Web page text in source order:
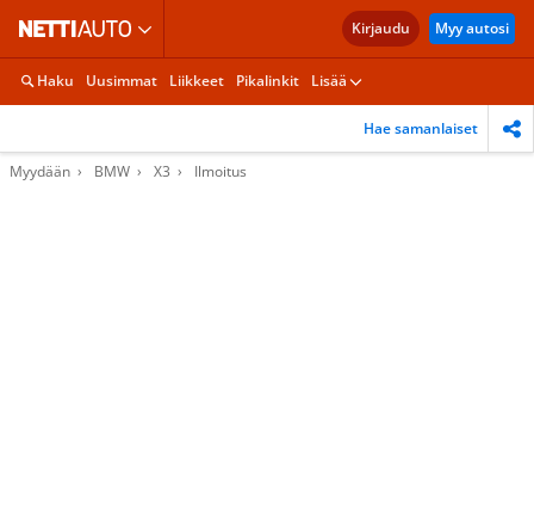
Kirjaudu Myy autosi
Haku Uusimmat Liikkeet Pikalinkit Lisää
Hae samanlaiset
Myydään BMW X3 Ilmoitus